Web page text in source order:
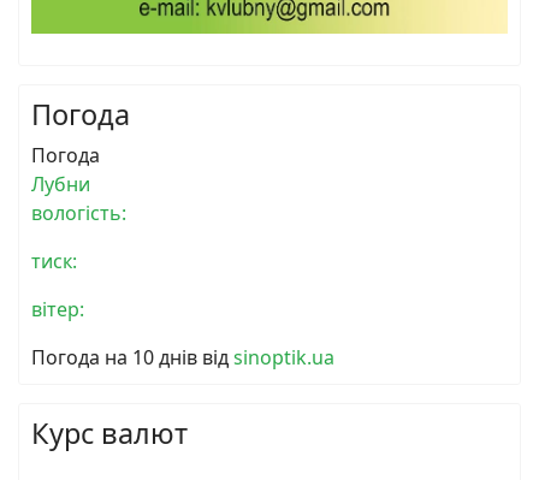
Погода
Погода
Лубни
вологість:
тиск:
вітер:
Погода на 10 днів відsinoptik.ua
Курс валют